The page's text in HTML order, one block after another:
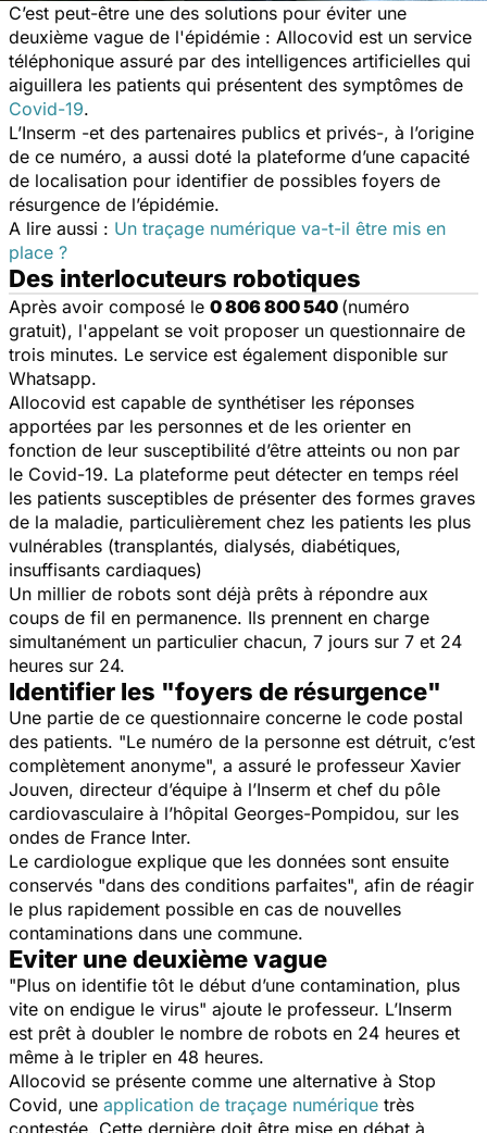
C’est peut-être une des solutions pour éviter une
deuxième vague de l'épidémie : Allocovid est un service
téléphonique assuré par des intelligences artificielles qui
aiguillera les patients qui présentent des symptômes de
Covid-19.
L’Inserm -et des partenaires publics et privés-, à l’origine
de ce numéro, a aussi doté la plateforme d’une capacité
de localisation pour identifier de possibles foyers de
résurgence de l’épidémie.
A lire aussi : Un traçage numérique va-t-il être mis en
place ?
Des interlocuteurs robotiques
Après avoir composé le 0 806 800 540 (numéro
gratuit), l'appelant se voit proposer un questionnaire de
trois minutes. Le service est également disponible sur
Whatsapp.
Allocovid est capable de synthétiser les réponses
apportées par les personnes et de les orienter en
fonction de leur susceptibilité d’être atteints ou non par
le Covid-19. La plateforme peut détecter en temps réel
les patients susceptibles de présenter des formes graves
de la maladie, particulièrement chez les patients les plus
vulnérables (transplantés, dialysés, diabétiques,
insuffisants cardiaques)
Un millier de robots sont déjà prêts à répondre aux
coups de fil en permanence. Ils prennent en charge
simultanément un particulier chacun, 7 jours sur 7 et 24
heures sur 24.
Identifier les "foyers de résurgence"
Une partie de ce questionnaire concerne le code postal
des patients. "Le numéro de la personne est détruit, c’est
complètement anonyme", a assuré le professeur Xavier
Jouven, directeur d’équipe à l’Inserm et chef du pôle
cardiovasculaire à l’hôpital Georges-Pompidou, sur les
ondes de France Inter.
Le cardiologue explique que les données sont ensuite
conservés "dans des conditions parfaites", afin de réagir
le plus rapidement possible en cas de nouvelles
contaminations dans une commune.
Eviter une deuxième vague
"Plus on identifie tôt le début d’une contamination, plus
vite on endigue le virus" ajoute le professeur. L’Inserm
est prêt à doubler le nombre de robots en 24 heures et
même à le tripler en 48 heures.
Allocovid se présente comme une alternative à Stop
Covid, une application de traçage numérique très
contestée. Cette dernière doit être mise en débat à